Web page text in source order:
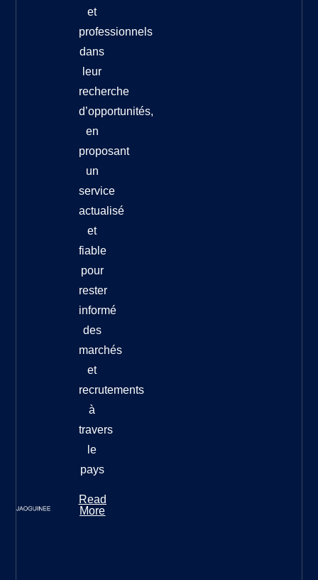
et
professionnels
dans
leur
recherche
d’opportunités,
en
proposant
un
service
actualisé
et
fiable
pour
rester
informé
des
marchés
et
recrutements
à
travers
le
pays
Read
More